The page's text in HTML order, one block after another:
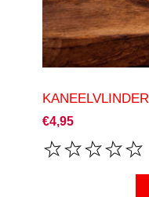
KANEELVLINDER
€4,95